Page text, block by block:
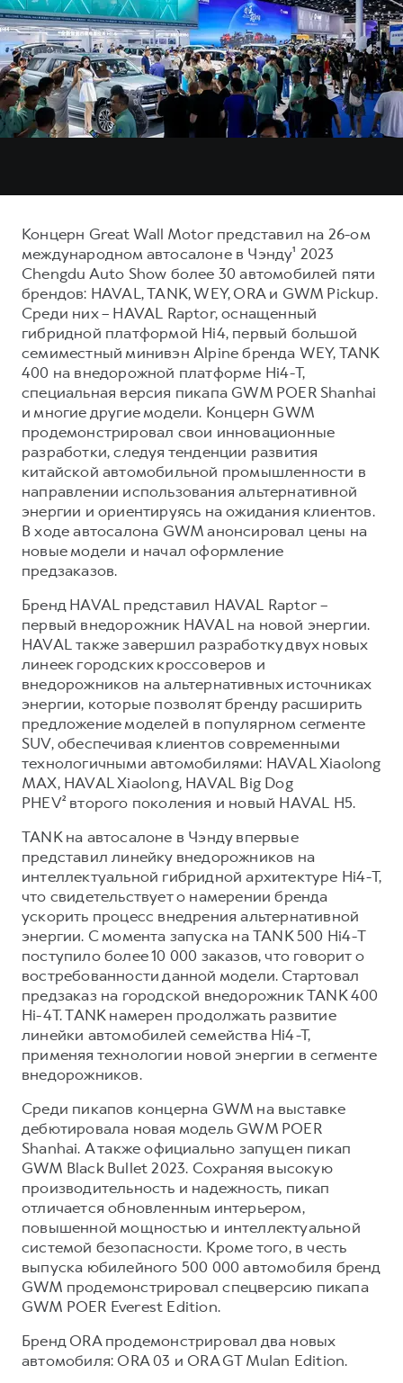
H7
от 3 799 000 ₽
H9
от 4 799 000 ₽
Тест-драйв
Трейд-ин
КРЕДИТ И СТРАХОВАНИЕ
КОРПОРАТИВНЫМ КЛИЕНТАМ
Для малого бизнеса
Корпоративным клиентам
Крупным корпоративным клиентам
Система управления автопарком
Сервис для корпоративных клиентов
HAVAL Лизинг
АКСЕССУАРЫ HAVAL
Автомобильные аксессуары
Коллекция PRO
Коллекция Базовая
Коллекция Детская
СЕРВИСНОЕ ОБСЛУЖИВАНИЕ
Нулевое ТО
Программа «Помощь на дороге»
Регламенты технического обслуживания
ПОДДЕРЖКА
GWM Безопасность
Гарантия HAVAL
Мобильное приложение GWM
Программа «HAVAL Защита+»
Руководства по эксплуатации
Подписки
АКСЕССУАРЫ HAVAL
Автомобильные аксессуары
Коллекция PRO
Коллекция Базовая
Коллекция Детская
О дилере
Наша команда
Контакты
Концерн Great Wall Motor представил на 26-ом
международном автосалоне в Чэнду¹ 2023
Chengdu Auto Show более 30 автомобилей пяти
брендов: HAVAL, TANK, WEY, ORA и GWM Pickup.
Среди них – HAVAL Raptor, оснащенный
гибридной платформой Hi4, первый большой
семиместный минивэн Alpine бренда WEY, TANK
400 на внедорожной платформе Hi4-T,
специальная версия пикапа GWM POER Shanhai
и многие другие модели. Концерн GWM
продемонстрировал свои инновационные
разработки, следуя тенденции развития
китайской автомобильной промышленности в
направлении использования альтернативной
энергии и ориентируясь на ожидания клиентов.
В ходе автосалона GWM анонсировал цены на
новые модели и начал оформление
предзаказов.
Бренд HAVAL представил HAVAL Raptor –
первый внедорожник HAVAL на новой энергии.
HAVAL также завершил разработку двух новых
линеек городских кроссоверов и
внедорожников на альтернативных источниках
энергии, которые позволят бренду расширить
предложение моделей в популярном сегменте
SUV, обеспечивая клиентов современными
технологичными автомобилями: HAVAL Xiaolong
MAX, HAVAL Xiaolong, HAVAL Big Dog
PHEV² второго поколения и новый HAVAL H5.
TANK на автосалоне в Чэнду впервые
представил линейку внедорожников на
интеллектуальной гибридной архитектуре Hi4-T,
что свидетельствует о намерении бренда
ускорить процесс внедрения альтернативной
энергии. С момента запуска на TANK 500 Hi4-T
поступило более 10 000 заказов, что говорит о
востребованности данной модели. Стартовал
предзаказ на городской внедорожник TANK 400
Hi-4T. TANK намерен продолжать развитие
линейки автомобилей семейства Hi4-T,
применяя технологии новой энергии в сегменте
внедорожников.
Среди пикапов концерна GWM на выставке
дебютировала новая модель GWM POER
Shanhai. А также официально запущен пикап
GWM Black Bullet 2023. Сохраняя высокую
производительность и надежность, пикап
отличается обновленным интерьером,
повышенной мощностью и интеллектуальной
системой безопасности. Кроме того, в честь
выпуска юбилейного 500 000 автомобиля бренд
GWM продемонстрировал спецверсию пикапа
GWM POER Everest Edition.
Бренд ORA продемонстрировал два новых
автомобиля: ORA 03 и ORA GT Mulan Edition.